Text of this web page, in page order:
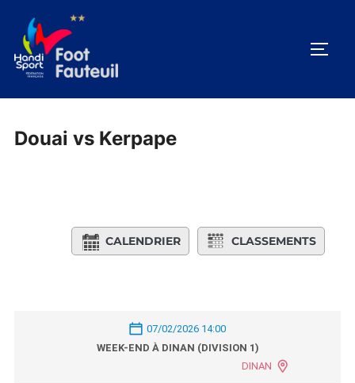
contenu
Douai vs Kerpape
CALENDRIER CLASSEMENTS
07/02/2026 14:00
WEEK-END À DINAN (DIVISION 1)
DINAN